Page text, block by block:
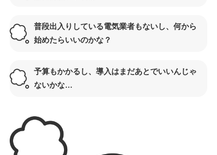
普段出入りしている電気業者もないし、何から
始めたらいいのかな？
予算もかかるし、導入はまだあとでいいんじゃ
ないかな…